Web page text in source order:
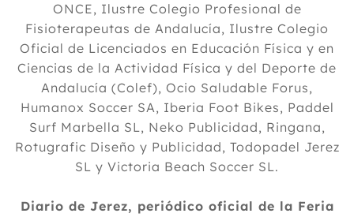
ONCE, Ilustre Colegio Profesional de
Fisioterapeutas de Andalucía, Ilustre Colegio
Oficial de Licenciados en Educación Física y en
Ciencias de la Actividad Física y del Deporte de
Andalucía (Colef), Ocio Saludable Forus,
Humanox Soccer SA, Iberia Foot Bikes, Paddel
Surf Marbella SL, Neko Publicidad, Ringana,
Rotugrafic Diseño y Publicidad, Todopadel Jerez
SL y Victoria Beach Soccer SL.
Diario de Jerez, periódico oficial de la Feria